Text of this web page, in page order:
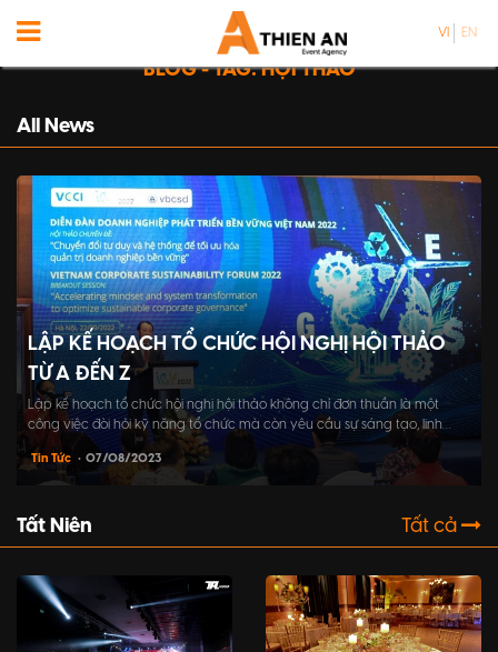
VI EN
BLOG - TAG: HỘI THẢO
All News
LẬP KẾ HOẠCH TỔ CHỨC HỘI NGHỊ HỘI THẢO
TỪ A ĐẾN Z
Lập kế hoạch tổ chức hội nghị hội thảo không chỉ đơn thuần là một
công việc đòi hỏi kỹ năng tổ chức mà còn yêu cầu sự sáng tạo, linh
hoạt và kiên nhẫn. Bài viết này sẽ hướng dẫn bạn phát triển một kế
hoạch toàn diện từ A đến Z, giúp bạn tổ chức chương trình thành công.
Tin Tức • 07/08/2023
Tất Niên Tất cả